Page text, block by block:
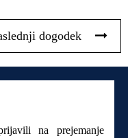
dogodek
na prejemanje